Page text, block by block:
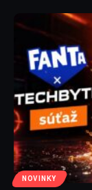
NOVINKY